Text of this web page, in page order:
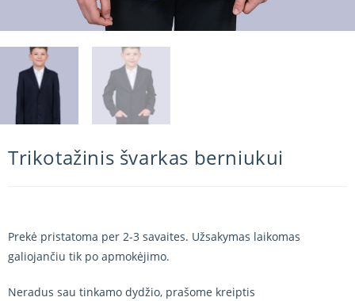
Trikotažinis švarkas berniukui
Prekė pristatoma per 2-3 savaites. Užsakymas laikomas
galiojančiu tik po apmokėjimo.
Neradus sau tinkamo dydžio, prašome kreiptis